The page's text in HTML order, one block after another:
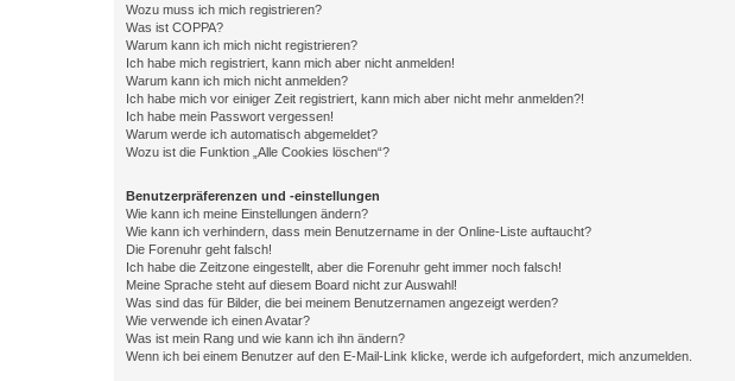
Wozu muss ich mich registrieren?
Was ist COPPA?
Warum kann ich mich nicht registrieren?
Ich habe mich registriert, kann mich aber nicht anmelden!
Warum kann ich mich nicht anmelden?
Ich habe mich vor einiger Zeit registriert, kann mich aber nicht mehr anmelden?!
Ich habe mein Passwort vergessen!
Warum werde ich automatisch abgemeldet?
Wozu ist die Funktion „Alle Cookies löschen“?
Benutzerpräferenzen und -einstellungen
Wie kann ich meine Einstellungen ändern?
Wie kann ich verhindern, dass mein Benutzername in der Online-Liste auftaucht?
Die Forenuhr geht falsch!
Ich habe die Zeitzone eingestellt, aber die Forenuhr geht immer noch falsch!
Meine Sprache steht auf diesem Board nicht zur Auswahl!
Was sind das für Bilder, die bei meinem Benutzernamen angezeigt werden?
Wie verwende ich einen Avatar?
Was ist mein Rang und wie kann ich ihn ändern?
Wenn ich bei einem Benutzer auf den E-Mail-Link klicke, werde ich aufgefordert, mich anzumelden.